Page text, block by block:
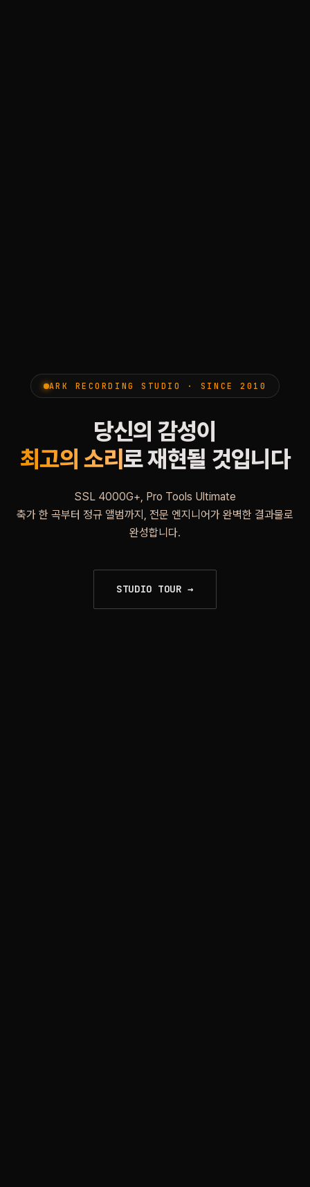
ARK RECORDING STUDIO · SINCE 2010
당신의 감성이
최고의 소리 로 재현될 것입니다
SSL 4000G+, Pro Tools Ultimate
축가 한 곡부터 정규 앨범까지, 전문 엔지니어가 완벽한 결과물로
완성합니다.
STUDIO TOUR →